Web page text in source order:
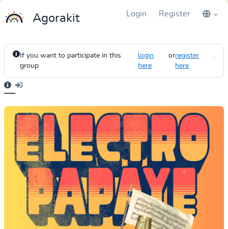
Agorakit Login Register
If you want to participate in this
group
login
here
orregister
here
.